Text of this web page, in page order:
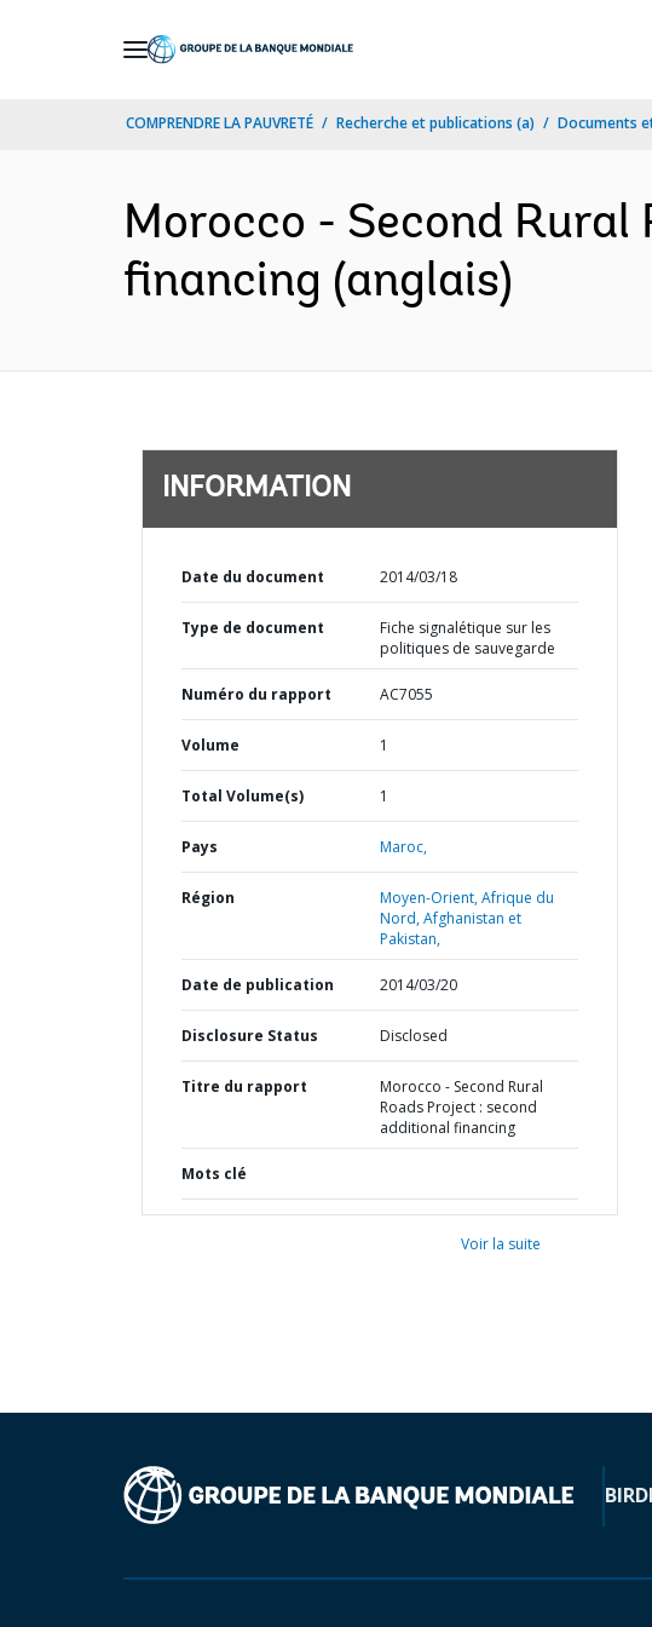
COMPRENDRE LA PAUVRETÉ Recherche et publications (a) Documents
Morocco - Second
financing (anglais)
INFORMATION
Date du document 2014/03/18
Type de document
Fiche signalétique sur les
politiques de sauvegarde
Numéro du rapport AC7055
Volume 1
Total Volume(s) 1
Pays Maroc,
Région
Moyen-Orient, Afrique du
Nord, Afghanistan et
Pakistan,
Date de publication 2014/03/20
Disclosure Status Disclosed
Titre du rapport
Morocco - Second Rural
Roads Project : second
additional financing
Mots clé
Voir la suite
BIRD